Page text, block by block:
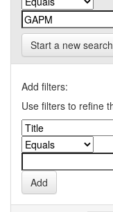
Start a new search
Add filters:
Use filters to refine